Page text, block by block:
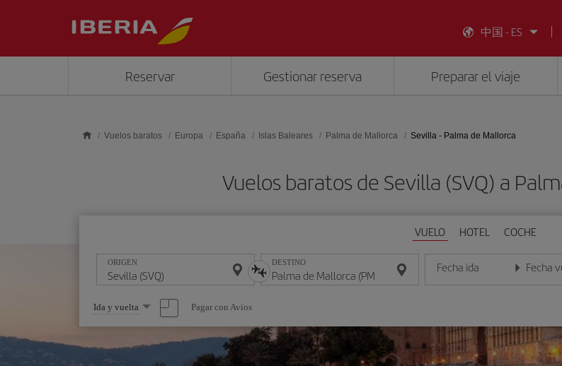
中国 - ES
Reservar Gestionar reserva Preparar el viaje
Vuelos baratos Europa España Islas Baleares Palma de Mallorca Sevilla - Palma de Mallorca
Vuelos baratos de Sevilla (SVQ) a
VUELO HOTEL COCHE
ORIGEN DESTINO Fecha ida
Introduce la fecha en formato
Fecha
Introduce
Seleccione
una
opción
Ida y vuelta Pagar con Avios